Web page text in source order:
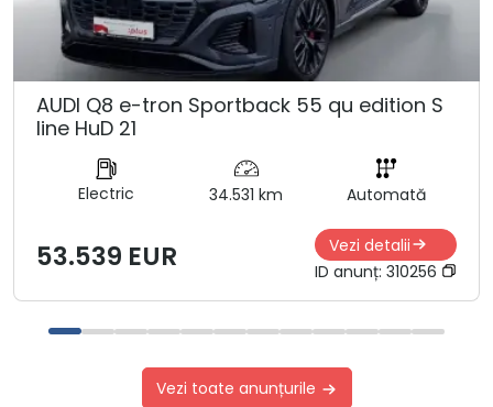
AUDI Q8 e-tron Sportback 55 qu edition S
line HuD 21
Electric 34.531 km Automată
53.539 EUR
Vezi detalii
ID anunț: 310256
Vezi toate anunțurile